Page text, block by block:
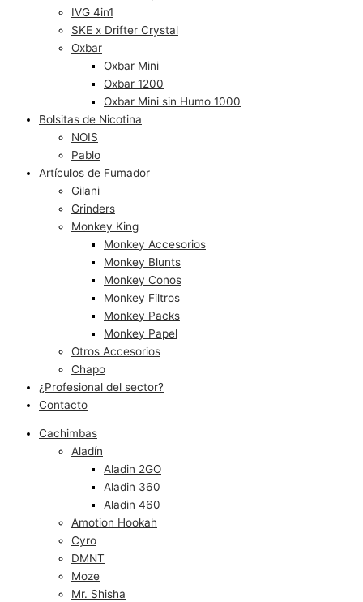
IVG 4in1
SKE x Drifter Crystal
Oxbar
Oxbar Mini
Oxbar 1200
Oxbar Mini sin Humo 1000
Bolsitas de Nicotina
NOIS
Pablo
Artículos de Fumador
Gilani
Grinders
Monkey King
Monkey Accesorios
Monkey Blunts
Monkey Conos
Monkey Filtros
Monkey Packs
Monkey Papel
Otros Accesorios
Chapo
¿Profesional del sector?
Contacto
Cachimbas
Aladín
Aladin 2GO
Aladin 360
Aladin 460
Amotion Hookah
Cyro
DMNT
Moze
Mr. Shisha